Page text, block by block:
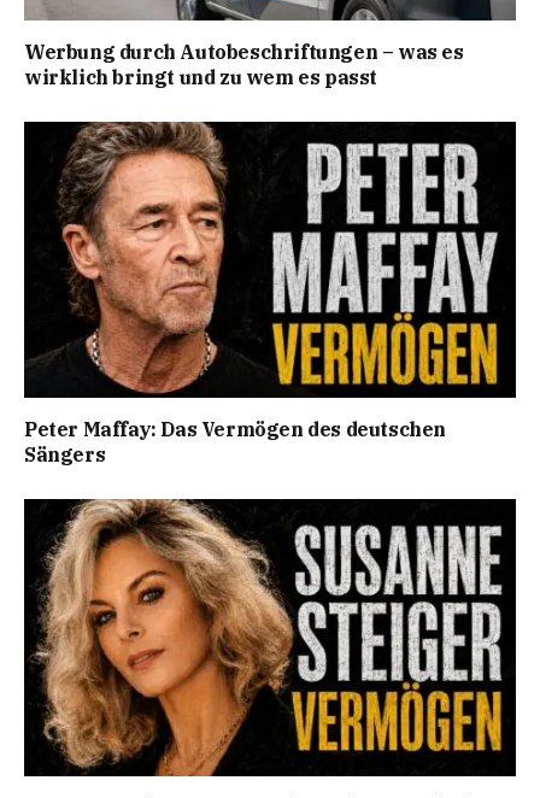
Werbung durch Autobeschriftungen – was es
wirklich bringt und zu wem es passt
Peter Maffay: Das Vermögen des deutschen
Sängers